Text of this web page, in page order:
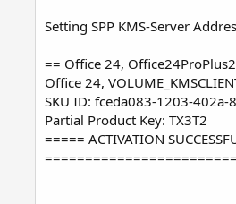
Setting SPP KMS-Server
== Office 24,
Office 24,
SKU ID: fceda083-1203-
Partial Product Key: TX3T2
===== ACTIVATION